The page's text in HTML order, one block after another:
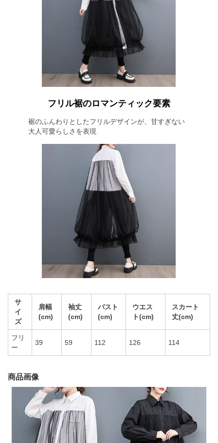
フリル裾のロマンティック要素
裾のふんわりとしたフリルデザインが、甘すぎない
大人可愛らしさを表現
サ
イ
ズ
肩幅
(cm)
袖丈
(cm)
バスト
(cm)
ウエス
ト(cm)
スカート
丈(cm)
フリ
ー
39 59 112 126 114
商品画像